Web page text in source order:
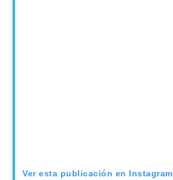
Ver esta publicación en Instagram